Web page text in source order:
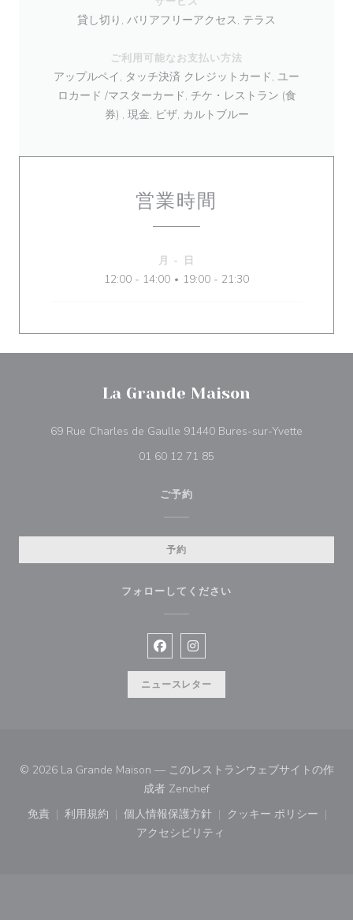
貸し切り, バリアフリーアクセス, テラス
ご利用可能なお支払い方法
アップルペイ, タッチ決済 クレジットカード, ユー
ロカード /マスターカード, チケ・レストラン (食
券) , 現金, ビザ, カルトブルー
営業時間
月 - 日
12:00 - 14:00 • 19:00 - 21:30
La Grande Maison
69 Rue Charles de Gaulle 91440 Bures-sur-Yvette
01 60 12 71 85
ご予約
予約
フォローしてください
Facebook ((新しいウィンドウで
Instagram ((新しいウィンド
ニュースレター
© 2026 La Grande Maison — このレストランウェブサイトの作
成者 Zenchef((新しいウィンドウで開きま
免責
((新しいウィンドウで開きます))
利用規約
((新しいウィンドウで開きます))
個人情報保護方針
((新しいウィンドウで開きます))
クッキー ポリシー
((新しいウィ
アクセシビリティ
((新しいウィンドウで開きます))